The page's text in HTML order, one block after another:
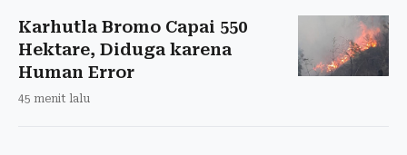
Karhutla Bromo Capai 550
Hektare, Diduga karena
Human Error
45 menit lalu